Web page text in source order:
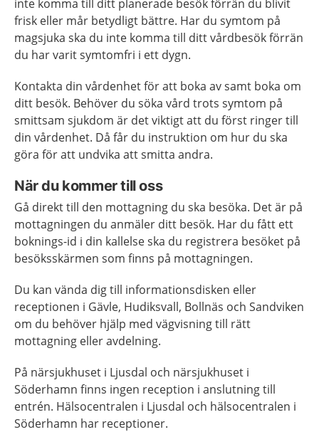
inte komma till ditt planerade besök förrän du blivit
frisk eller mår betydligt bättre. Har du symtom på
magsjuka ska du inte komma till ditt vårdbesök förrän
du har varit symtomfri i ett dygn.
Kontakta din vårdenhet för att boka av samt boka om
ditt besök. Behöver du söka vård trots symtom på
smittsam sjukdom är det viktigt att du först ringer till
din vårdenhet. Då får du instruktion om hur du ska
göra för att undvika att smitta andra.
När du kommer till oss
Gå direkt till den mottagning du ska besöka. Det är på
mottagningen du anmäler ditt besök. Har du fått ett
boknings-id i din kallelse ska du registrera besöket på
besöksskärmen som finns på mottagningen.
Du kan vända dig till informationsdisken eller
receptionen i Gävle, Hudiksvall, Bollnäs och Sandviken
om du behöver hjälp med vägvisning till rätt
mottagning eller avdelning.
På närsjukhuset i Ljusdal och närsjukhuset i
Söderhamn finns ingen reception i anslutning till
entrén. Hälsocentralen i Ljusdal och hälsocentralen i
Söderhamn har receptioner.